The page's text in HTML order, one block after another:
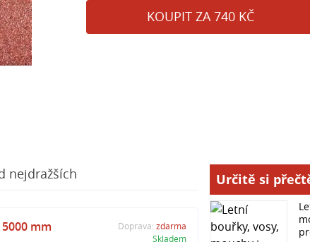
KOUPIT ZA 740 KČ
nejdražších
mm
Doprava: zdarma
Skladem
Určitě si